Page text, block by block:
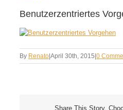
Benutzerzentriertes
By Renato April 30th, 2015 0
Share This Story,